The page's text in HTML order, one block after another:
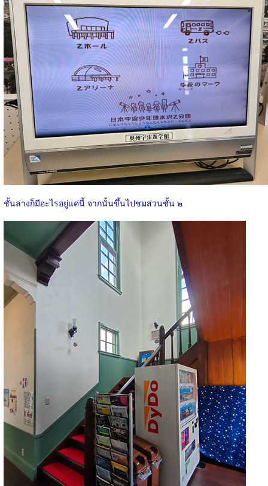
ชั้นล่างก็มีอะไรอยู่แค่นี้ จากนั้นขึ้นไปชมส่วนชั้น ๒